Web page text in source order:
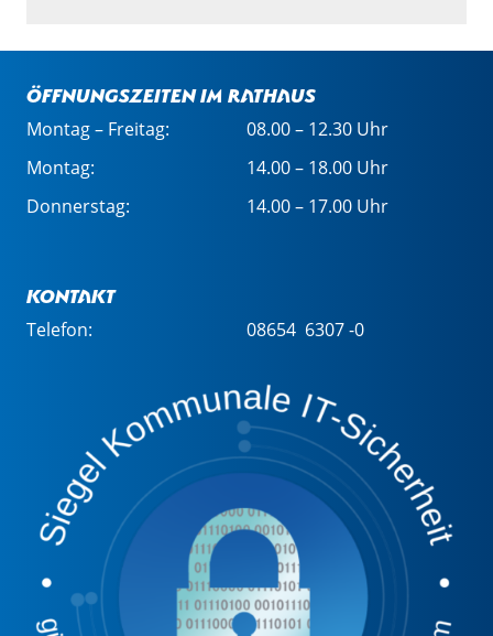
Öffnungszeiten im Rathaus
Montag – Freitag:
08.00 – 12.30 Uhr
Montag:
14.00 – 18.00 Uhr
Donnerstag:
14.00 – 17.00 Uhr
Kontakt
Telefon: 08654 6307 -0